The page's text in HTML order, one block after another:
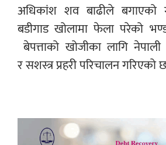
अधिकांश शव बाढीले बगाएको
बडीगाड खोलामा फेला परेको
बेपत्ताको खोजीका लागि
र सशस्त्र प्रहरी परिचालन गरिएको